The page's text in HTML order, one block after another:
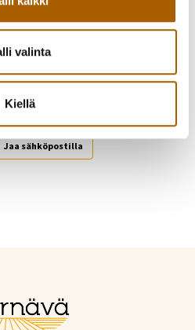
valinta
Kiellä
se kaverille!
Jaa sähköpostilla